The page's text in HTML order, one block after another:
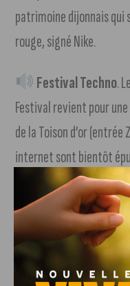
patrimoine dijonnais
rouge, signé Nike.
Festival Techno.
Festival revient pour
de la Toison d’or
internet sont bientôt
disponibles sur place.
amateurs samedi 17
permettra de se
Soirée House .